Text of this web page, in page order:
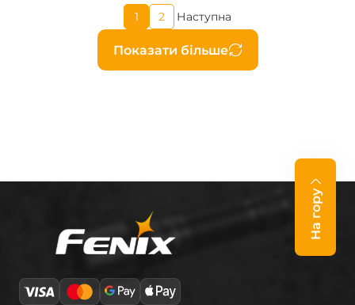
Розбивка
на
сторінки
Показати більше
Поточна
сторінка
1
Page
2
Наступна
сторінка
Наступна
На гору